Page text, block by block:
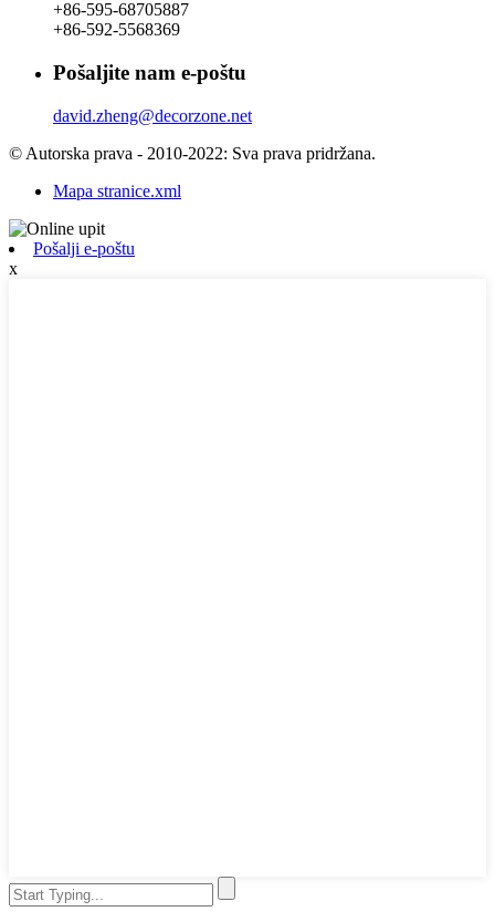
+86-595-68705887
+86-592-5568369
Pošaljite nam e-poštu
david.zheng@decorzone.net
© Autorska prava - 2010-2022: Sva prava pridržana.
Mapa stranice.xml
Pošalji e-poštu
x